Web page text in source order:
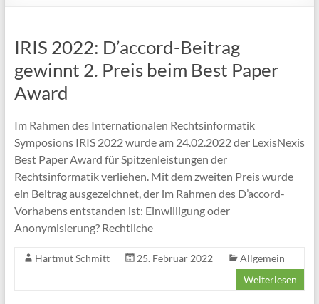
des
BMBF-
geförderten
Verbundvorhabens
IRIS 2022: D’accord-Beitrag
gewinnt 2. Preis beim Best Paper
Award
Im Rahmen des Internationalen Rechtsinformatik
Symposions IRIS 2022 wurde am 24.02.2022 der LexisNexis
Best Paper Award für Spitzenleistungen der
Rechtsinformatik verliehen. Mit dem zweiten Preis wurde
ein Beitrag ausgezeichnet, der im Rahmen des D’accord-
Vorhabens entstanden ist: Einwilligung oder
Anonymisierung? Rechtliche
Hartmut Schmitt 25. Februar 2022
Allgemein
Weiterlesen